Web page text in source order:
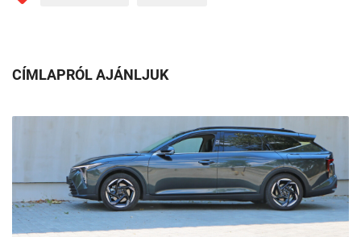
CÍMLAPRÓL AJÁNLJUK